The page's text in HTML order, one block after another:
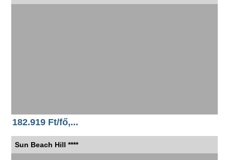
182.919 Ft/fő,...
Sun Beach Hill ****